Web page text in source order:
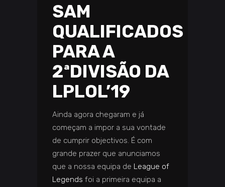
SAM
QUALIFICADOS
PARA A
2ªDIVISÃO DA
LPLOL’19
Ainda agora chegaram e já
começam a impor a sua vontade
de cumprir objectivos. É com
grande prazer que anunciamos
que a nossa equipa de League of
Legends foi a primeira equipa a